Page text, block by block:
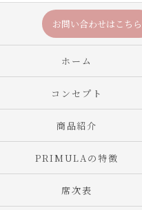
お問い合わせはこちら
ホーム
コンセプト
商品紹介
PRIMULAの特徴
席次表